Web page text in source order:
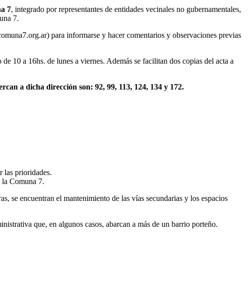
7, integrado por representantes de entidades vecinales no gubernamentales,
7.
para informarse y hacer comentarios y observaciones previas
10 a 16hs. de lunes a viernes. Además se facilitan dos copias del acta a
a dicha dirección son: 92, 99, 113, 124, 134 y 172.
las prioridades.
Comuna 7.
se encuentran el mantenimiento de las vías secundarias y los espacios
que, en algunos casos, abarcan a más de un barrio porteño.